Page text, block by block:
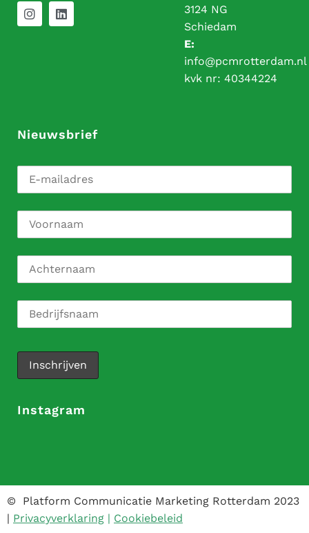
3124 NG
Schiedam
E:
info@pcmrotterdam.nl
kvk nr: 40344224
Nieuwsbrief
Instagram
© Platform Communicatie Marketing Rotterdam 2023
| Privacyverklaring | Cookiebeleid